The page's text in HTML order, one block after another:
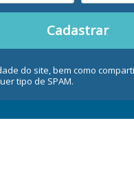
Cadastrar
do site, bem como
tipo de SPAM.